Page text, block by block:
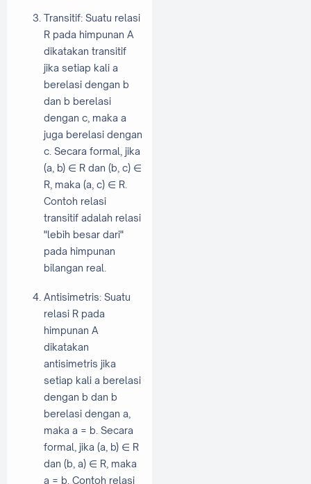
Transitif: Suatu relasi
R pada himpunan A
dikatakan transitif
jika setiap kali a
berelasi dengan b
dan b berelasi
dengan c, maka a
juga berelasi dengan
c. Secara formal, jika
(a, b) ∈ R dan (b, c) ∈
R, maka (a, c) ∈ R.
Contoh relasi
transitif adalah relasi
"lebih besar dari"
pada himpunan
bilangan real.
Antisimetris: Suatu
relasi R pada
himpunan A
dikatakan
antisimetris jika
setiap kali a berelasi
dengan b dan b
berelasi dengan a,
maka a = b. Secara
formal, jika (a, b) ∈ R
dan (b, a) ∈ R, maka
a = b. Contoh relasi